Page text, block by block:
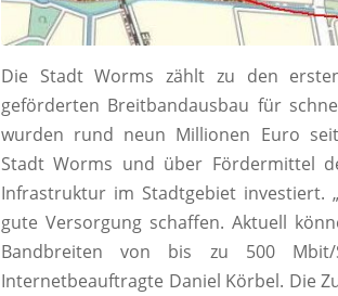
Die Stadt Worms zählt zu den
geförderten Breitbandausbau für
wurden rund neun Millionen Euro
Stadt Worms und über Fördermittel
Infrastruktur im Stadtgebiet investiert.
gute Versorgung schaffen. Aktuell
Bandbreiten von bis zu 500 Mbit/
Internetbeauftragte Daniel Körbel. Die